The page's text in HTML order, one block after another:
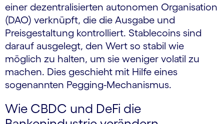
einer dezentralisierten autonomen Organisation
(DAO) verknüpft, die die Ausgabe und
Preisgestaltung kontrolliert. Stablecoins sind
darauf ausgelegt, den Wert so stabil wie
möglich zu halten, um sie weniger volatil zu
machen. Dies geschieht mit Hilfe eines
sogenannten Pegging-Mechanismus.
Wie CBDC und DeFi die